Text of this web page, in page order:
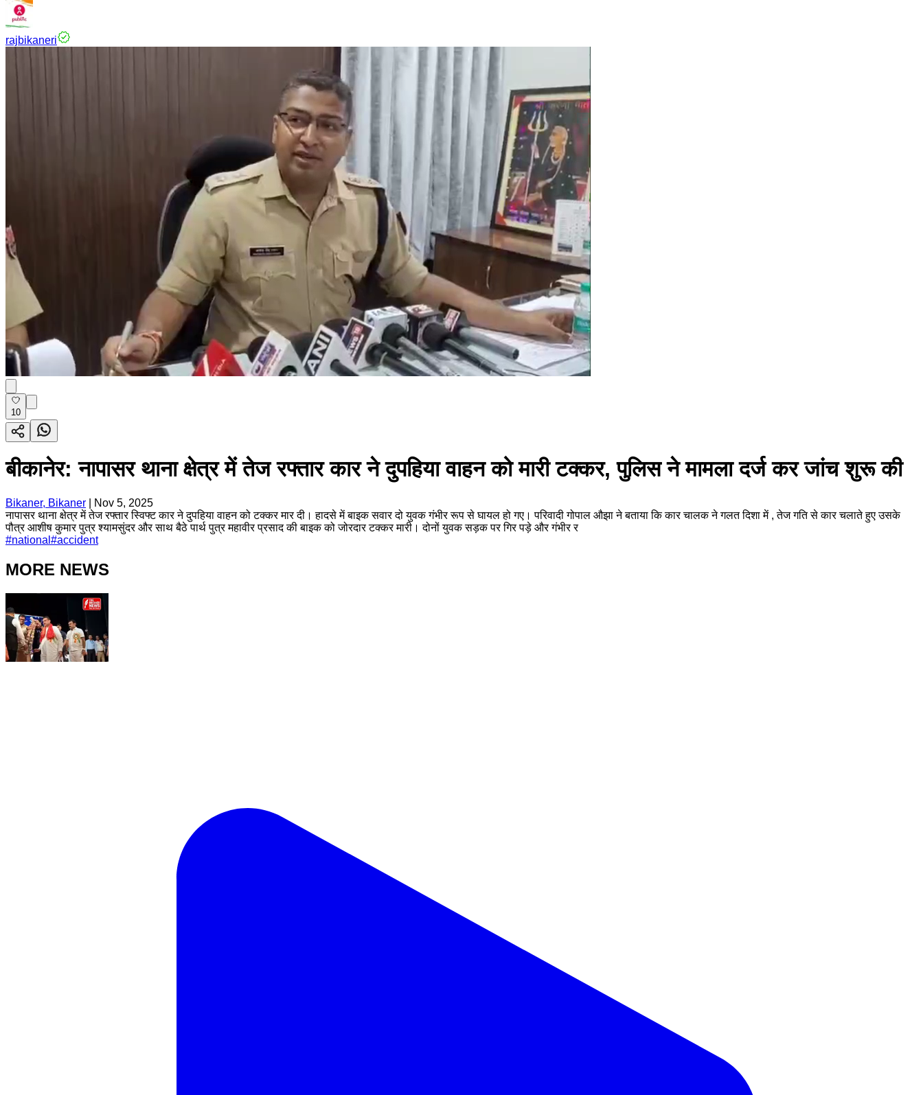
rajbikaneri
10
बीकानेर: नापासर थाना क्षेत्र में तेज रफ्तार कार ने दुपहिया वाहन को मारी टक्कर, पुलिस ने मामला दर्ज कर जांच शुरू की
Bikaner, Bikaner
Nov 5, 2025
नापासर थाना क्षेत्र में तेज रफ्तार स्विफ्ट कार ने दुपहिया वाहन को टक्कर मार दी। हादसे में बाइक सवार दो युवक गंभीर रूप से घायल हो गए। परिवादी गोपाल औझा ने बताया कि कार चालक ने गलत दिशा में , तेज गति से कार चलाते हुए उसके
पौत्र आशीष कुमार पुत्र श्यामसुंदर और साथ बैठे पार्थ पुत्र महावीर प्रसाद की बाइक को जोरदार टक्कर मारी। दोनों युवक सड़क पर गिर पड़े और गंभीर र
#national #accident
MORE NEWS